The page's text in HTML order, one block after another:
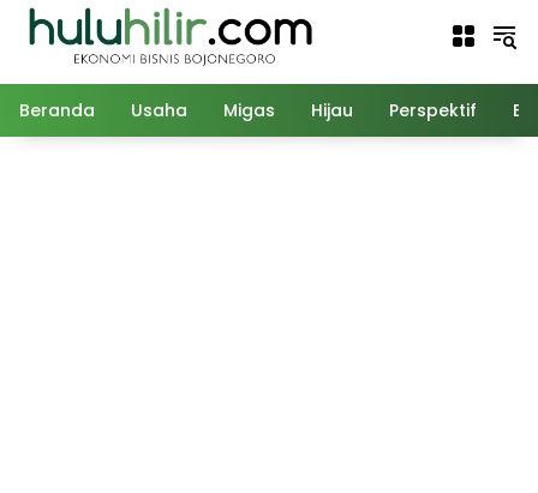
Langsung
Beranda Usaha Migas Hijau Perspektif